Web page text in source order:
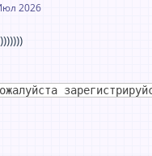
2026